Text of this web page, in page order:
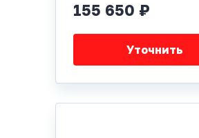
155 650 ₽
Уточнить